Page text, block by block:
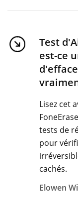
Test
est-ce
Lisez cet
tests de
pour
cachés.
Elowen